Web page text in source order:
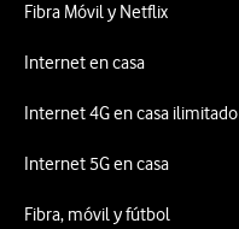
Fibra Móvil y Netflix
Internet en casa
Internet 4G en casa ilimitado
Internet 5G en casa
Fibra, móvil y fútbol